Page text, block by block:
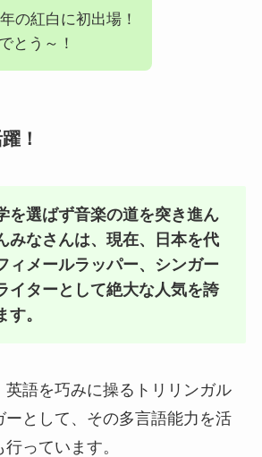
の紅白に初出場！
とう～！
！
を選ばず音楽の道を突き進ん
みなさんは、現在、日本を代
ィメールラッパー、シンガー
イターとして絶大な人気を誇
す。
英語を巧みに操るトリリンガル
ーとして、その多言語能力を活
っています。